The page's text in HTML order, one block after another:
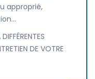
approprié,
DE VOTRE